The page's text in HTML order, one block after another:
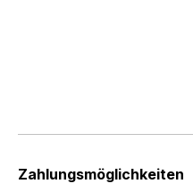
Zahlungsmöglichkeiten